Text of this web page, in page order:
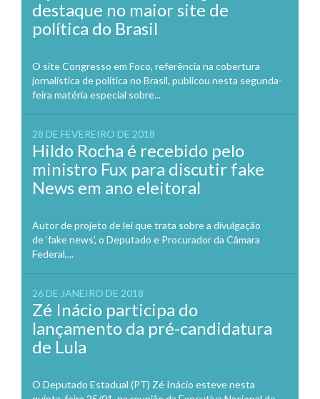
destaque no maior site de
política do Brasil
O site Congresso em Foco, referência na cobertura
jornalística de política no Brasil, publicou nesta segunda-
feira matéria especial sobre...
28 DE FEVEREIRO DE 2018
Hildo Rocha é recebido pelo
ministro Fux para discutir fake
News em ano eleitoral
Autor de projeto de lei que trata sobre a divulgação
de ‘fake news’, o Deputado e Procurador da Câmara
Federal,...
26 DE JANEIRO DE 2018
Zé Inácio participa do
lançamento da pré-candidatura
de Lula
O Deputado Estadual (PT) Zé Inácio esteve nesta